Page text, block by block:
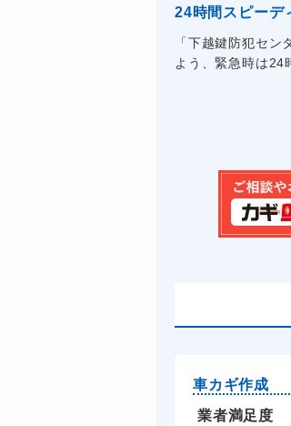
24時間スピーデ
「下越鍵防犯セ
よう、緊急時は24
車カギ作成
業者満足度